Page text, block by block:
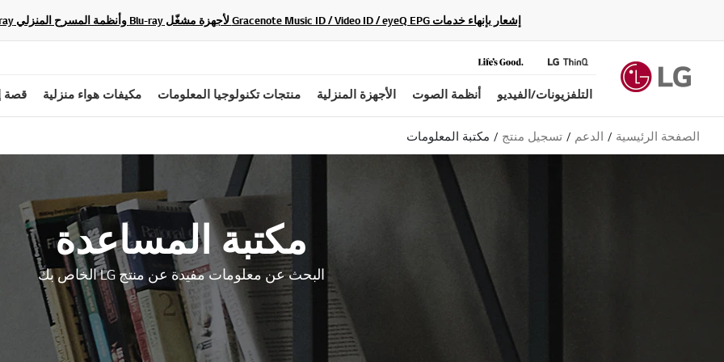
إشعار بإنهاء خدمات Gracenote Music ID / Video ID / eyeQ EPG لأجهزة مشغّل Blu-ray وأنظمة المسرح المنزلي Blu-ray، حيث لن تكون متاحة بعد الآن.
التلفزيونات/الفيديو أنظمة الصوت الأجهزة المنزلية منتجات تكنولوجيا المعلومات مكيفات هواء منزلية قصة
الصفحة الرئيسية الدعم تسجيل منتج مكتبة المعلومات
مكتبة المساعدة
البحث عن معلومات مفيدة عن منتج LG الخاص بك